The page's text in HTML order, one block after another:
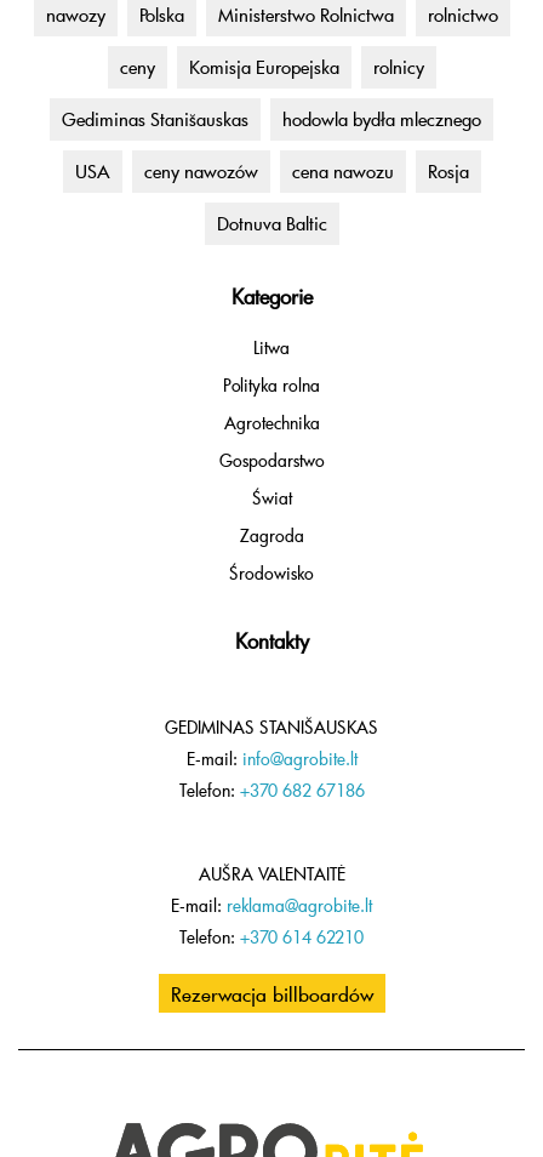
nawozy Polska Ministerstwo Rolnictwa rolnictwo
ceny Komisja Europejska rolnicy
Gediminas Stanišauskas hodowla bydła mlecznego
USA ceny nawozów cena nawozu Rosja
Dotnuva Baltic
Kategorie
Litwa
Polityka rolna
Agrotechnika
Gospodarstwo
Świat
Zagroda
Środowisko
Kontakty
GEDIMINAS STANIŠAUSKAS
E-mail: info@agrobite.lt
Telefon: +370 682 67186
AUŠRA VALENTAITĖ
E-mail: reklama@agrobite.lt
Telefon: +370 614 62210
Rezerwacja billboardów